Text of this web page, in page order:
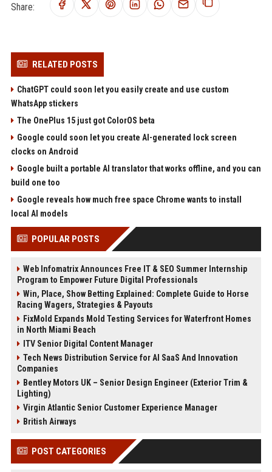
Share:
RELATED POSTS
ChatGPT could soon let you easily create and use custom
WhatsApp stickers
The OnePlus 15 just got ColorOS beta
Google could soon let you create AI-generated lock screen
clocks on Android
Google built a portable AI translator that works offline, and you can
build one too
Google reveals how much free space Chrome wants to install
local AI models
POPULAR POSTS
Web Infomatrix Announces Free IT & SEO Summer Internship
Program to Empower Future Digital Professionals
Win, Place, Show Betting Explained: Complete Guide to Horse
Racing Wagers, Strategies & Payouts
FixMold Expands Mold Testing Services for Waterfront Homes
in North Miami Beach
ITV Senior Digital Content Manager
Tech News Distribution Service for AI SaaS And Innovation
Companies
Bentley Motors UK – Senior Design Engineer (Exterior Trim &
Lighting)
Virgin Atlantic Senior Customer Experience Manager
British Airways
POST CATEGORIES